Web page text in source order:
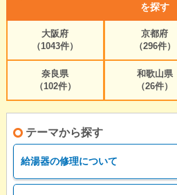
を探す
大阪府
（1043件）
京都府
（296件）
奈良県
（102件）
和歌山県
（26件）
テーマから探す
給湯器の修理について